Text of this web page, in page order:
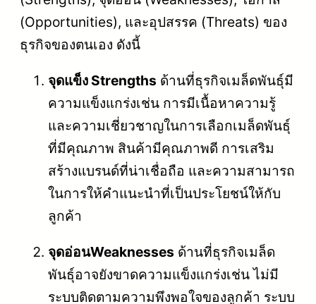
(Opportunities), และอุปสรรค (Threats) ของ
ธุรกิจของตนเอง ดังนี้
จุดแข็ง Strengths ด้านที่ธุรกิจเมล็ดพันธุ์มี
ความแข็งแกร่งเช่น การมีเนื้อหาความรู้
และความเชี่ยวชาญในการเลือกเมล็ดพันธุ์
ที่มีคุณภาพ สินค้ามีคุณภาพดี การเสริม
สร้างแบรนด์ที่น่าเชื่อถือ และความสามารถ
ในการให้คำแนะนำที่เป็นประโยชน์ให้กับ
ลูกค้า
จุดอ่อนWeaknesses ด้านที่ธุรกิจเมล็ด
พันธุ์อาจยังขาดความแข็งแกร่งเช่น ไม่มี
ระบบติดตามความพึงพอใจของลูกค้า ระบบ